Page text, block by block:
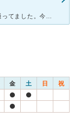
[症状・来院理由] 歯石除去と歯の定期検査に通ってました。今は引越ししてしまいましたが、六甲道駅のすぐ近くにあり、とても通いやすかったです。買い物にも便利なところにあるので、食事のかいだしも通院も一
金 土 日 祝